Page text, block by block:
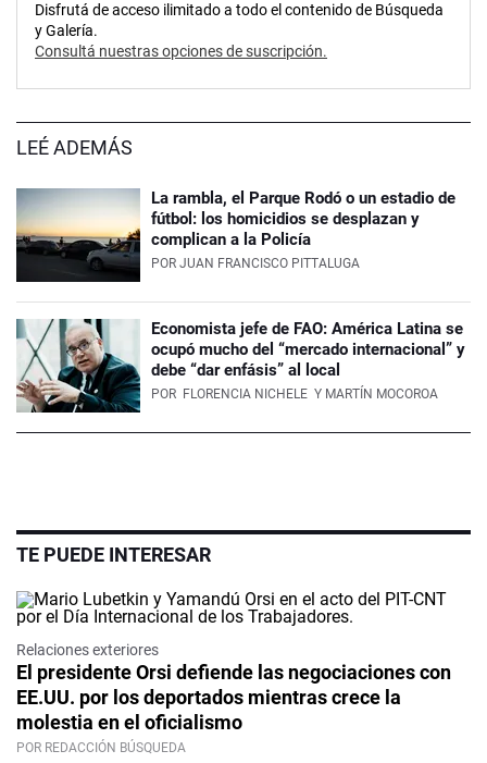
Disfrutá de acceso ilimitado a todo el contenido de Búsqueda
y Galería.
Consultá nuestras opciones de suscripción.
LEÉ ADEMÁS
La rambla, el Parque Rodó o un estadio de
fútbol: los homicidios se desplazan y
complican a la Policía
POR JUAN FRANCISCO PITTALUGA
Economista jefe de FAO: América Latina se
ocupó mucho del “mercado internacional” y
debe “dar enfásis” al local
POR FLORENCIA NICHELE Y MARTÍN MOCOROA
TE PUEDE INTERESAR
Relaciones exteriores
El presidente Orsi defiende las negociaciones con
EE.UU. por los deportados mientras crece la
molestia en el oficialismo
POR REDACCIÓN BÚSQUEDA